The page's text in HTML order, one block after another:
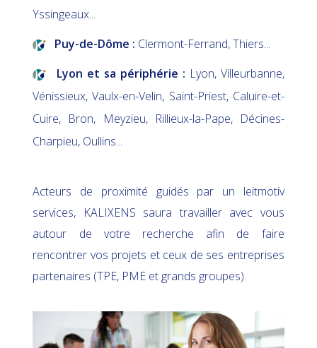
Yssingeaux...
Puy-de-Dôme : Clermont-Ferrand, Thiers...
Lyon et sa périphérie : Lyon, Villeurbanne,
Vénissieux, Vaulx-en-Velin, Saint-Priest, Caluire-et-
Cuire, Bron, Meyzieu, Rillieux-la-Pape, Décines-
Charpieu, Oullins...
Acteurs de proximité guidés par un leitmotiv
services, KALIXENS saura travailler avec vous
autour de votre recherche afin de faire
rencontrer vos projets et ceux de ses entreprises
partenaires (TPE, PME et grands groupes).